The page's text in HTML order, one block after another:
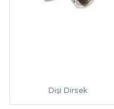
Dişi Dirsek